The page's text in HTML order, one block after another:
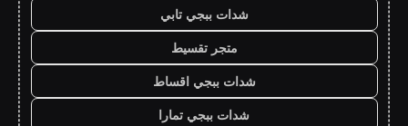
شدات ببجي تابي
متجر تقسيط
شدات ببجي اقساط
شدات ببجي تمارا